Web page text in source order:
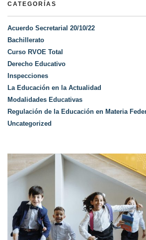
CATEGORÍAS
Acuerdo Secretarial 20/10/22
Bachillerato
Curso RVOE Total
Derecho Educativo
Inspecciones
La Educación en la Actualidad
Modalidades Educativas
Regulación de la Educación en Materia
Uncategorized